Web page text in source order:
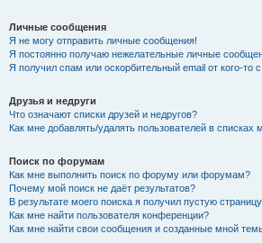
Личные сообщения
Я не могу отправить личные сообщения!
Я постоянно получаю нежелательные личные
Я получил спам или оскорбительный email от кого-то
Друзья и недруги
Что означают списки друзей и недругов?
Как мне добавлять/удалять пользователей в списках
Поиск по форумам
Как мне выполнить поиск по форуму или форумам?
Почему мой поиск не даёт результатов?
В результате моего поиска я получил пустую
Как мне найти пользователя конференции?
Как мне найти свои сообщения и созданные мной